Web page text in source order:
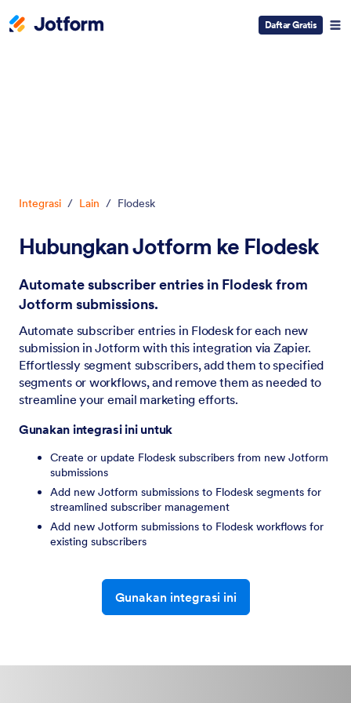
Daftar Gratis
Integrasi / Lain / Flodesk
Hubungkan Jotform ke Flodesk
Automate subscriber entries in Flodesk from
Jotform submissions.
Automate subscriber entries in Flodesk for each new
submission in Jotform with this integration via Zapier.
Effortlessly segment subscribers, add them to specified
segments or workflows, and remove them as needed to
streamline your email marketing efforts.
Gunakan integrasi ini untuk
Create or update Flodesk subscribers from new Jotform
submissions
Add new Jotform submissions to Flodesk segments for
streamlined subscriber management
Add new Jotform submissions to Flodesk workflows for
existing subscribers
Gunakan integrasi ini